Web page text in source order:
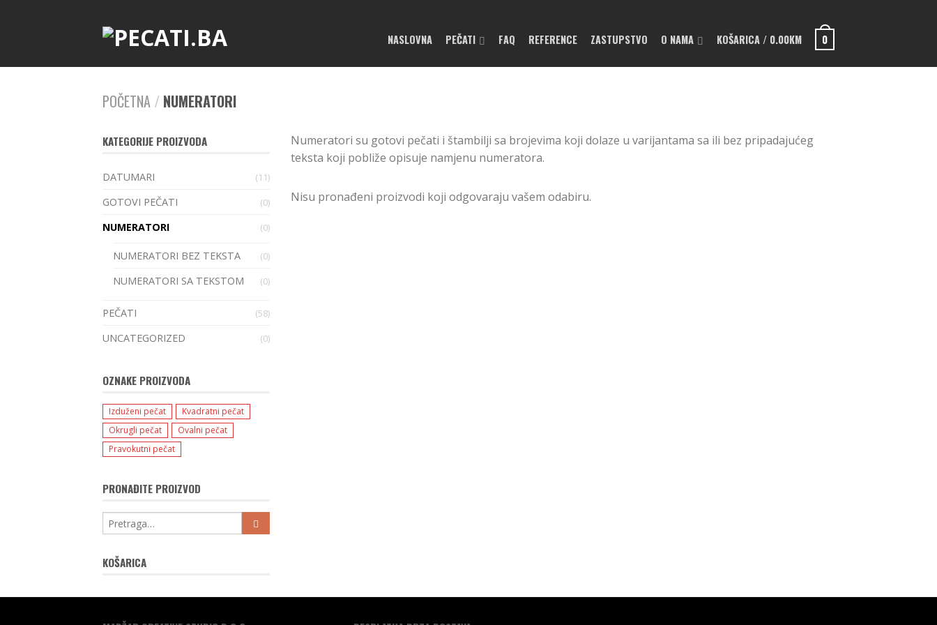
NASLOVNA PEČATI FAQ REFERENCE ZASTUPSTVO O NAMA KOŠARICA / 0.00KM 0
POČETNA / NUMERATORI
Numeratori su gotovi pečati i štambilji sa brojevima koji dolaze u varijantama sa ili bez pripadajućeg
teksta koji pobliže opisuje namjenu numeratora.
Nisu pronađeni proizvodi koji odgovaraju vašem odabiru.
KATEGORIJE PROIZVODA
DATUMARI (11)
GOTOVI PEČATI (0)
NUMERATORI (0)
NUMERATORI BEZ TEKSTA (0)
NUMERATORI SA TEKSTOM (0)
PEČATI (58)
UNCATEGORIZED (0)
OZNAKE PROIZVODA
Izduženi pečat
Kvadratni pečat
Okrugli pečat
Ovalni pečat
Pravokutni pečat
PRONAĐITE PROIZVOD
KOŠARICA